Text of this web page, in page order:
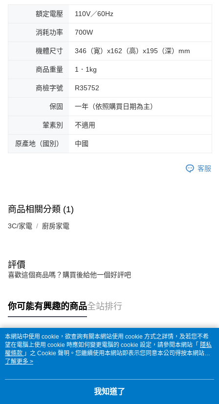
額定電壓 110V／60Hz
消耗功率 700W
機體尺寸 346（寛）x162（高）x195（深）mm
商品重量 1．1kg
商檢字號 R35752
保固 一年（依照購買日期為主）
葷素別 不適用
原產地（國別） 中國
客服
商品相關分類 (1)
3C/家電 廚房家電
評價
喜歡這個商品嗎？購買後給他一個好評吧
你可能有興趣的商品全站排行
熱門標籤
本網站中使用 cookie，欲查詢有關本網站使用 cookie 方式之詳情，及若您不希
望在電腦上使用 cookie 時應如何變更電腦的 cookie 設定，請參閱本網站「 隱私
權條款 」之 Cookie 聲明。您繼續使用本網站即表示您同意本公司得按本網站使
用條款之 Cookie 聲明使用 cookie。
了解更多 >
我知道了